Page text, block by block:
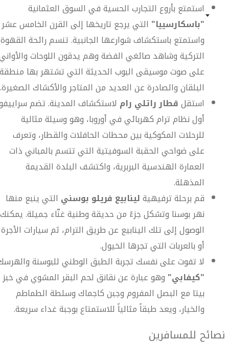
استمتع بأروع التجارب الحسية في السوق العثمانية
"باسكارسييا" التي يرجع تاريخها إلى القرن الخامس عشر
واستمتع باستكشاف شوارعها الجانبية. تنسم رائحة القهوة
التركية وشاهد صائغي الفضة وهم يدقون اللوحات
على صوت موسيقى البوب الحديثة التي تشتهر بها منطقة
البلقان والصادرة عن العديد من المتاجر والأكشاك الصغيرة.
استقلقطار راتلي رام لاستكشاف المدينة. تضم
أول نظام ترام كهربائي في أوروبا، وهو وسيلة مثالية
للرحلات المكوكية بين محطات الحافلات والقطار، وتعرف
على ضواحي الحقبة السوفيتية التي تتسم بالمباني ذات
العمارة الهندسية البربرية، واكتشف البلدة القديمة
المذهلة.
قم برحلة ترفيهيةلينابيع فريلو بوسني التي ينبع منها
نهر بوسنا وتشكل جزءً من حديقة وطنية غنّاء جميلة. يمكنك
الوصول إلى تلك الينابيع عن طريق الترام، ثم سيارات الأجرة
أو بالعربات التي تجرها الخيول.
لا تفوت على نفسك تجربة الطبق الوطني للبوسنة
"كيفابي" وهو عبارة عن نقانق لحم البقر المشوي في خبز
بيتا مع البصل المفروم وجبن كاجماك وسلطة الطماطم
والخيار، ويعد طبقاً مثالياً للاستمتاع بوجبة غداء سريعة.
نصائح للمسافرين